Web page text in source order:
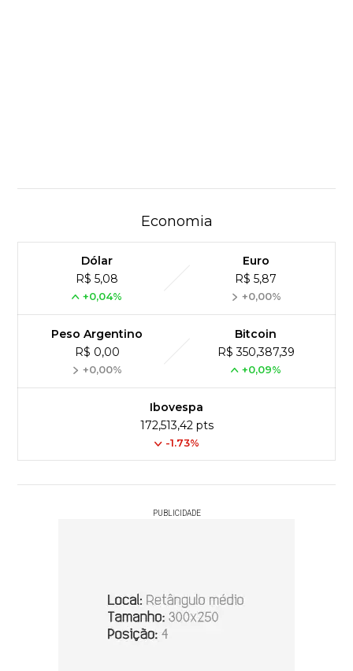
Economia
Dólar
R$ 5,08
+0,04%
Euro
R$ 5,87
+0,00%
Peso Argentino
R$ 0,00
+0,00%
Bitcoin
R$ 350,387,39
+0,09%
Ibovespa
172,513,42 pts
-1.73%
PUBLICIDADE